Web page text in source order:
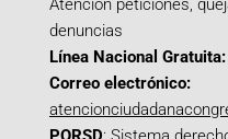
Atención peticiones,
denuncias
Línea Nacional Gratuita:
Correo electrónico: